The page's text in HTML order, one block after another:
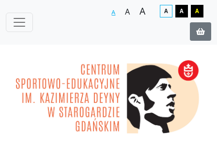
A A A A A A